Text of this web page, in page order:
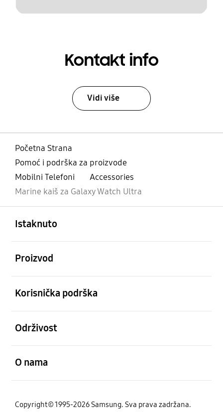
Kontakt info
Vidi više
Početna Strana
Pomoć i podrška za proizvode
Mobilni Telefoni
Accessories
Marine kaiš za Galaxy Watch Ultra
Istaknuto
Proizvod
Korisnička podrška
Održivost
O nama
Copyright© 1995-2026 Samsung. Sva prava zadržana.